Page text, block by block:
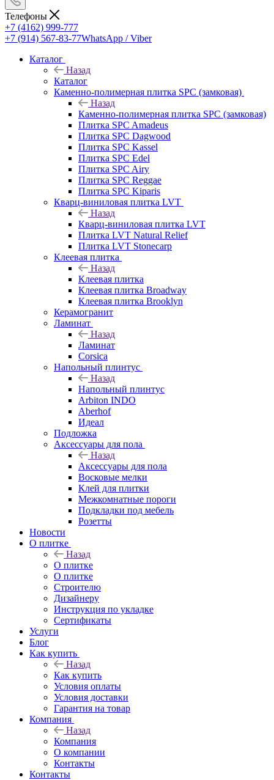
Телефоны
+7 (4162) 999-777
+7 (914) 567-83-77WhatsApp / Viber
Каталог
Назад
Каталог
Каменно-полимерная плитка SPC (замковая)
Назад
Каменно-полимерная плитка SPC (замковая)
Плитка SPC Amadeus
Плитка SPC Dagwood
Плитка SPC Kassel
Плитка SPC Edel
Плитка SPC Airy
Плитка SPC Reggae
Плитка SPC Kiparis
Кварц-виниловая плитка LVT
Назад
Кварц-виниловая плитка LVT
Плитка LVT Natural Relief
Плитка LVT Stonecarp
Клеевая плитка
Назад
Клеевая плитка
Клеевая плитка Broadway
Клеевая плитка Brooklyn
Керамогранит
Ламинат
Назад
Ламинат
Corsica
Напольный плинтус
Назад
Напольный плинтус
Arbiton INDO
Aberhof
Идеал
Подложка
Аксессуары для пола
Назад
Аксессуары для пола
Восковые мелки
Клей для плитки
Межкомнатные пороги
Подкладки под мебель
Розетты
Новости
О плитке
Назад
О плитке
О плитке
Строителю
Дизайнеру
Инструкция по укладке
Сертификаты
Услуги
Блог
Как купить
Назад
Как купить
Условия оплаты
Условия доставки
Гарантия на товар
Компания
Назад
Компания
О компании
Контакты
Контакты